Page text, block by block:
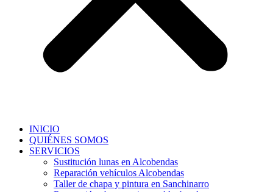
INICIO
QUIÉNES SOMOS
SERVICIOS
Sustitución lunas en Alcobendas
Reparación vehículos Alcobendas
Taller de chapa y pintura en Sanchinarro